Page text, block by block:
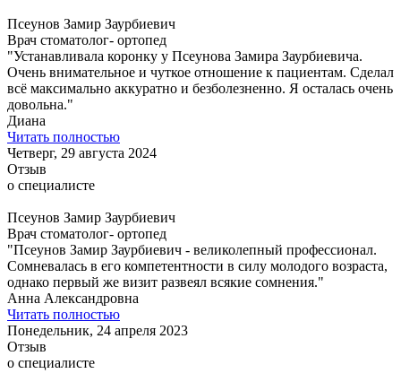
Псеунов Замир Заурбиевич
Врач стоматолог- ортопед
"Устанавливала коронку у Псеунова Замира Заурбиевича.
Очень внимательное и чуткое отношение к пациентам. Сделал
всё максимально аккуратно и безболезненно. Я осталась очень
довольна."
Диана
Читать полностью
Четверг, 29 августа 2024
Отзыв
о специалисте
Псеунов Замир Заурбиевич
Врач стоматолог- ортопед
"Псеунов Замир Заурбиевич - великолепный профессионал.
Сомневалась в его компетентности в силу молодого возраста,
однако первый же визит развеял всякие сомнения."
Анна Александровна
Читать полностью
Понедельник, 24 апреля 2023
Отзыв
о специалисте